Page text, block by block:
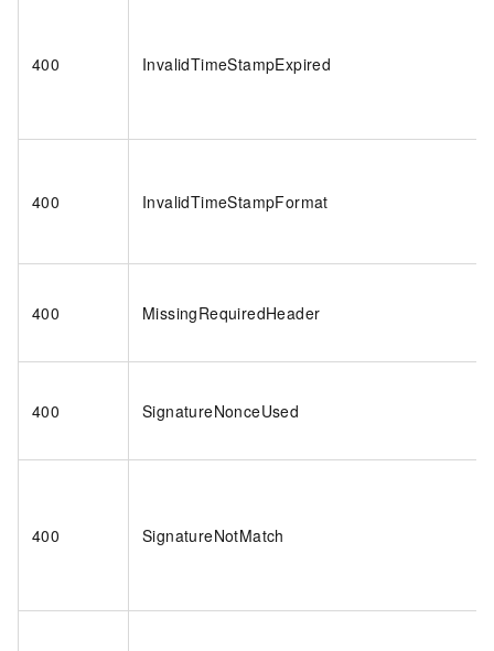
400 InvalidTimeStampExpired
400 InvalidTimeStampFormat
400 MissingRequiredHeader
400 SignatureNonceUsed
400 SignatureNotMatch